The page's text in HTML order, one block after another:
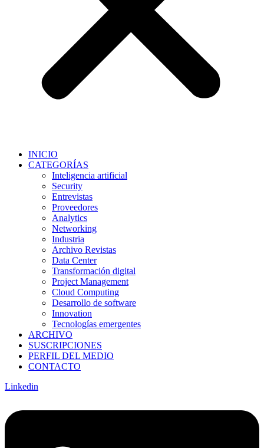
INICIO
CATEGORÍAS
Inteligencia artificial
Security
Entrevistas
Proveedores
Analytics
Networking
Industria
Archivo Revistas
Data Center
Transformación digital
Project Management
Cloud Computing
Desarrollo de software
Innovation
Tecnologías emergentes
ARCHIVO
SUSCRIPCIONES
PERFIL DEL MEDIO
CONTACTO
Linkedin